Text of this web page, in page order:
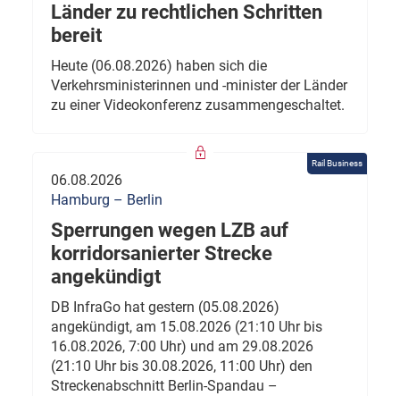
Länder zu rechtlichen Schritten
bereit
Heute (06.08.2026) haben sich die
Verkehrsministerinnen und -minister der Länder
zu einer Videokonferenz zusammengeschaltet.
Rail Business
06.08.2026
Hamburg – Berlin
Sperrungen wegen LZB auf
korridorsanierter Strecke
angekündigt
DB InfraGo hat gestern (05.08.2026)
angekündigt, am 15.08.2026 (21:10 Uhr bis
16.08.2026, 7:00 Uhr) und am 29.08.2026
(21:10 Uhr bis 30.08.2026, 11:00 Uhr) den
Streckenabschnitt Berlin-Spandau –